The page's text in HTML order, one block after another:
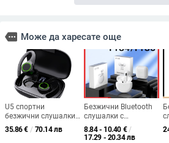
more Може да харесате още
U5 спортни
безжични слушалки
с ушна закачалка,
TWS, IPX7, Bluetooth
35.86€ / 70.14 лв
Безжични Bluetooth
слушалки с
управление чрез
докосване, стерео
8.84 - 10.40 € /
17.29 - 20.34 лв